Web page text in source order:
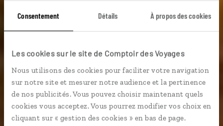
Consentement Détails À propos des cookies
Les cookies sur le site de Comptoir des Voyages
Nous utilisons des cookies pour faciliter votre navigation
sur notre site et mesurer notre audience et la pertinence
de nos publicités. Vous pouvez choisir maintenant quels
cookies vous acceptez. Vous pourrez modifier vos choix en
cliquant sur « gestion des cookies » en bas de page.
Pause-tapas à
Séville
Grand week-end à Séville : palais et jardins de l’Alcázar,
cathédrale, Giralda.
City break